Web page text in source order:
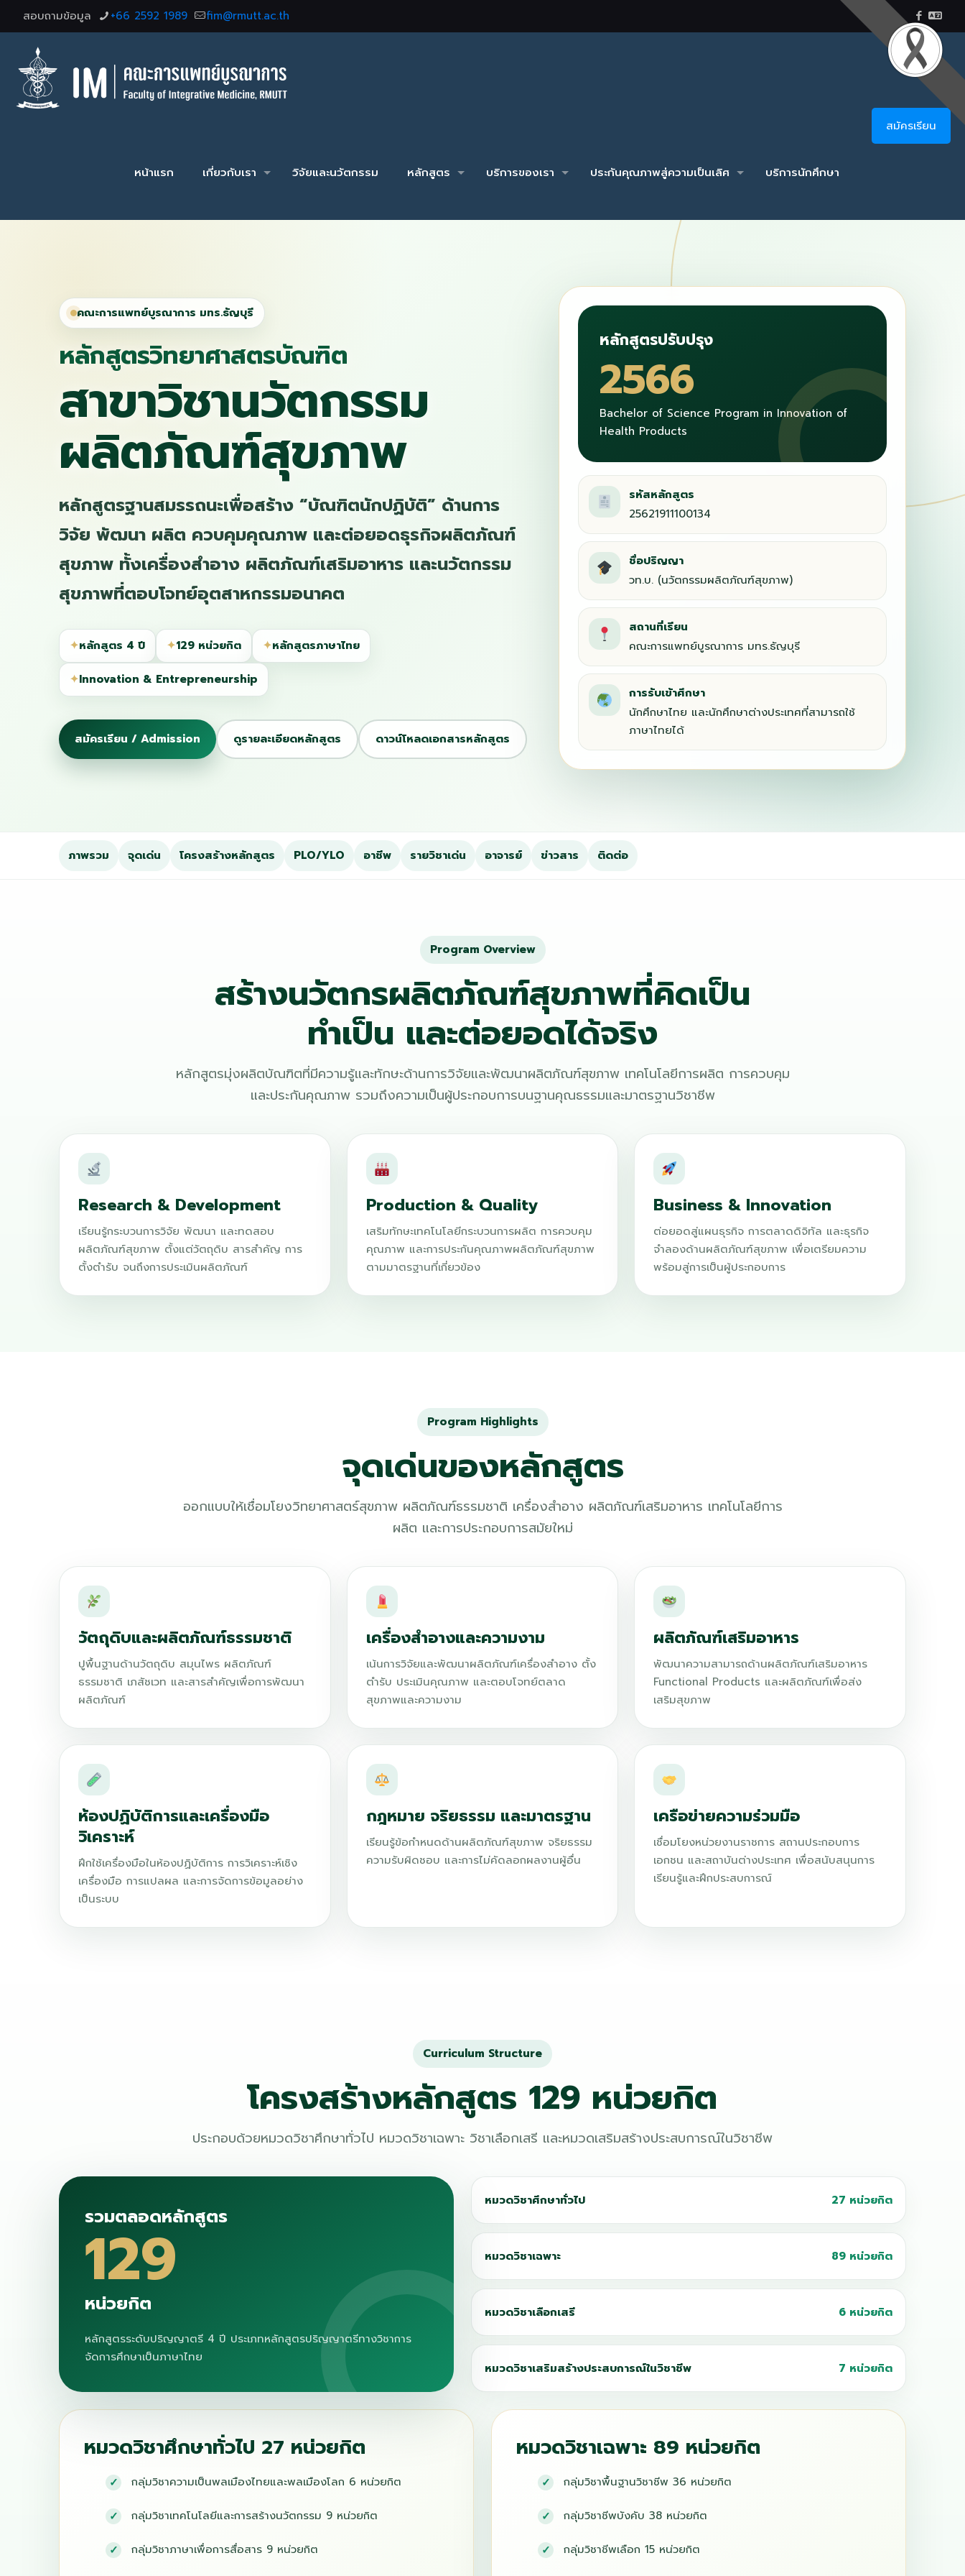
สอบถามข้อมูล +66 2592 1989 fim@rmutt.ac.th
หน้าแรก เกี่ยวกับเรา วิจัยและนวัตกรรม หลักสูตร บริการของเรา ประกันคุณภาพสู่ความเป็นเลิศ บริการนักศึกษา
สมัครเรียน
คณะการแพทย์บูรณาการ มทร.ธัญบุรี
หลักสูตรวิทยาศาสตรบัณฑิต
สาขาวิชานวัตกรรม
ผลิตภัณฑ์สุขภาพ
หลักสูตรฐานสมรรถนะเพื่อสร้าง “บัณฑิตนักปฏิบัติ” ด้านการ
วิจัย พัฒนา ผลิต ควบคุมคุณภาพ และต่อยอดธุรกิจผลิตภัณฑ์
สุขภาพ ทั้งเครื่องสำอาง ผลิตภัณฑ์เสริมอาหาร และนวัตกรรม
สุขภาพที่ตอบโจทย์อุตสาหกรรมอนาคต
✦หลักสูตร 4 ปี ✦129 หน่วยกิต ✦หลักสูตรภาษาไทย
✦Innovation & Entrepreneurship
สมัครเรียน / Admission ดูรายละเอียดหลักสูตร ดาวน์โหลดเอกสารหลักสูตร
หลักสูตรปรับปรุง
2566
Bachelor of Science Program in Innovation of
Health Products
รหัสหลักสูตร
25621911100134
ชื่อปริญญา
วท.บ. (นวัตกรรมผลิตภัณฑ์สุขภาพ)
สถานที่เรียน
คณะการแพทย์บูรณาการ มทร.ธัญบุรี
การรับเข้าศึกษา
นักศึกษาไทย และนักศึกษาต่างประเทศที่สามารถใช้
ภาษาไทยได้
ภาพรวม จุดเด่น โครงสร้างหลักสูตร PLO/YLO อาชีพ รายวิชาเด่น อาจารย์ ข่าวสาร ติดต่อ
Program Overview
สร้างนวัตกรผลิตภัณฑ์สุขภาพที่คิดเป็น
ทำเป็น และต่อยอดได้จริง
หลักสูตรมุ่งผลิตบัณฑิตที่มีความรู้และทักษะด้านการวิจัยและพัฒนาผลิตภัณฑ์สุขภาพ เทคโนโลยีการผลิต การควบคุม
และประกันคุณภาพ รวมถึงความเป็นผู้ประกอบการบนฐานคุณธรรมและมาตรฐานวิชาชีพ
Research & Development
เรียนรู้กระบวนการวิจัย พัฒนา และทดสอบ
ผลิตภัณฑ์สุขภาพ ตั้งแต่วัตถุดิบ สารสำคัญ การ
ตั้งตำรับ จนถึงการประเมินผลิตภัณฑ์
Production & Quality
เสริมทักษะเทคโนโลยีกระบวนการผลิต การควบคุม
คุณภาพ และการประกันคุณภาพผลิตภัณฑ์สุขภาพ
ตามมาตรฐานที่เกี่ยวข้อง
Business & Innovation
ต่อยอดสู่แผนธุรกิจ การตลาดดิจิทัล และธุรกิจ
จำลองด้านผลิตภัณฑ์สุขภาพ เพื่อเตรียมความ
พร้อมสู่การเป็นผู้ประกอบการ
Program Highlights
จุดเด่นของหลักสูตร
ออกแบบให้เชื่อมโยงวิทยาศาสตร์สุขภาพ ผลิตภัณฑ์ธรรมชาติ เครื่องสำอาง ผลิตภัณฑ์เสริมอาหาร เทคโนโลยีการ
ผลิต และการประกอบการสมัยใหม่
วัตถุดิบและผลิตภัณฑ์ธรรมชาติ
ปูพื้นฐานด้านวัตถุดิบ สมุนไพร ผลิตภัณฑ์
ธรรมชาติ เภสัชเวท และสารสำคัญเพื่อการพัฒนา
ผลิตภัณฑ์
เครื่องสำอางและความงาม
เน้นการวิจัยและพัฒนาผลิตภัณฑ์เครื่องสำอาง ตั้ง
ตำรับ ประเมินคุณภาพ และตอบโจทย์ตลาด
สุขภาพและความงาม
ผลิตภัณฑ์เสริมอาหาร
พัฒนาความสามารถด้านผลิตภัณฑ์เสริมอาหาร
Functional Products และผลิตภัณฑ์เพื่อส่ง
เสริมสุขภาพ
ห้องปฏิบัติการและเครื่องมือ
วิเคราะห์
ฝึกใช้เครื่องมือในห้องปฏิบัติการ การวิเคราะห์เชิง
เครื่องมือ การแปลผล และการจัดการข้อมูลอย่าง
เป็นระบบ
กฎหมาย จริยธรรม และมาตรฐาน
เรียนรู้ข้อกำหนดด้านผลิตภัณฑ์สุขภาพ จริยธรรม
ความรับผิดชอบ และการไม่คัดลอกผลงานผู้อื่น
เครือข่ายความร่วมมือ
เชื่อมโยงหน่วยงานราชการ สถานประกอบการ
เอกชน และสถาบันต่างประเทศ เพื่อสนับสนุนการ
เรียนรู้และฝึกประสบการณ์
Curriculum Structure
โครงสร้างหลักสูตร 129 หน่วยกิต
ประกอบด้วยหมวดวิชาศึกษาทั่วไป หมวดวิชาเฉพาะ วิชาเลือกเสรี และหมวดเสริมสร้างประสบการณ์ในวิชาชีพ
รวมตลอดหลักสูตร
129
หน่วยกิต
หลักสูตรระดับปริญญาตรี 4 ปี ประเภทหลักสูตรปริญญาตรีทางวิชาการ
จัดการศึกษาเป็นภาษาไทย
หมวดวิชาศึกษาทั่วไป 27 หน่วยกิต
หมวดวิชาเฉพาะ 89 หน่วยกิต
หมวดวิชาเลือกเสรี 6 หน่วยกิต
หมวดวิชาเสริมสร้างประสบการณ์ในวิชาชีพ 7 หน่วยกิต
หมวดวิชาศึกษาทั่วไป 27 หน่วยกิต
กลุ่มวิชาความเป็นพลเมืองไทยและพลเมืองโลก 6 หน่วยกิต
กลุ่มวิชาเทคโนโลยีและการสร้างนวัตกรรม 9 หน่วยกิต
กลุ่มวิชาภาษาเพื่อการสื่อสาร 9 หน่วยกิต
หมวดวิชาเฉพาะ 89 หน่วยกิต
กลุ่มวิชาพื้นฐานวิชาชีพ 36 หน่วยกิต
กลุ่มวิชาชีพบังคับ 38 หน่วยกิต
กลุ่มวิชาชีพเลือก 15 หน่วยกิต